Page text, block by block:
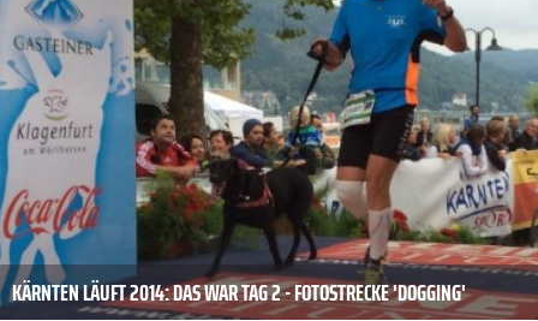
KÄRNTEN LÄUFT 2014: DAS WAR TAG 2 - FOTOSTRECKE 'DOGGING'